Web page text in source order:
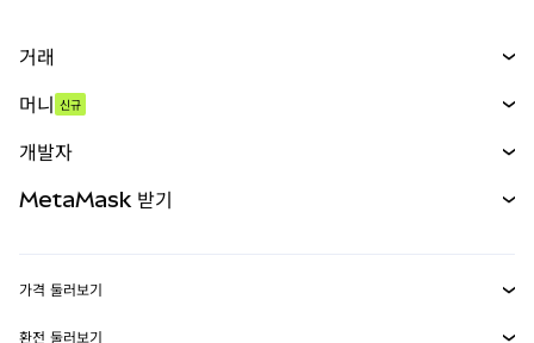
거래
무기한 선물
실물자산
머니 신규
개발자
MetaMask 받기
가격 둘러보기
환전 둘러보기